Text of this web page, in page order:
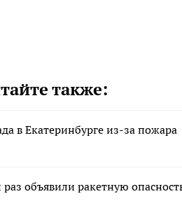
также:
в Екатеринбурге из-за пожара
раз объявили ракетную